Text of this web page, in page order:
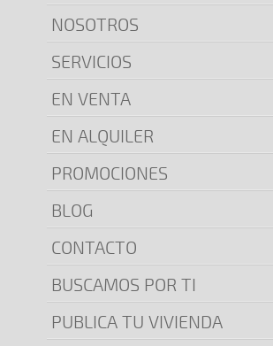
NOSOTROS
SERVICIOS
EN VENTA
EN ALQUILER
PROMOCIONES
BLOG
CONTACTO
BUSCAMOS POR TI
PUBLICA TU VIVIENDA